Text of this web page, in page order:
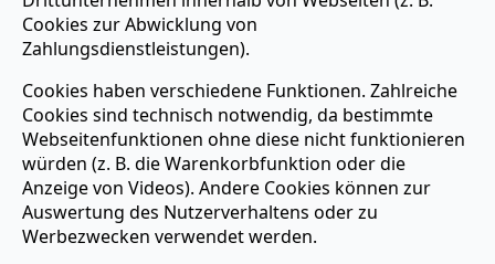
Cookies zur Abwicklung von
Zahlungsdienstleistungen).
Cookies haben verschiedene Funktionen. Zahlreiche
Cookies sind technisch notwendig, da bestimmte
Webseitenfunktionen ohne diese nicht funktionieren
würden (z. B. die Warenkorbfunktion oder die
Anzeige von Videos). Andere Cookies können zur
Auswertung des Nutzerverhaltens oder zu
Werbezwecken verwendet werden.